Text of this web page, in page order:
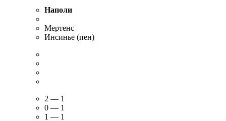
Наполи
Мертенс
Инсинье (пен)
2 — 1
0 — 1
1 — 1